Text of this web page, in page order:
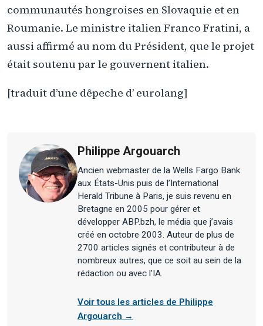
communautés hongroises en Slovaquie et en
Roumanie. Le ministre italien Franco Fratini, a
aussi affirmé au nom du Président, que le projet
était soutenu par le gouvernent italien.
[traduit d’une dêpeche d’ eurolang]
Philippe Argouarch
Ancien webmaster de la Wells Fargo Bank
aux États-Unis puis de l’International
Herald Tribune à Paris, je suis revenu en
Bretagne en 2005 pour gérer et
développer ABP.bzh, le média que j’avais
créé en octobre 2003. Auteur de plus de
2700 articles signés et contributeur à de
nombreux autres, que ce soit au sein de la
rédaction ou avec l’IA.
Voir tous les articles de Philippe
Argouarch →